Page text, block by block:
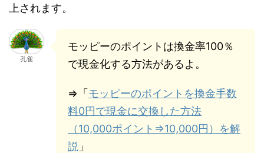
上されます。
孔雀
モッピーのポイントは換金率100％
で現金化する方法があるよ。
⇒「モッピーのポイントを換金手数
料0円で現金に交換した方法
（10,000ポイント⇒10,000円）を解
説 」